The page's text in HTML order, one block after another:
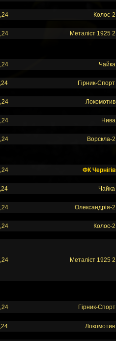
Колос-2
Металіст 1925 2
Чайка
Гірник-Спорт
Локомотив
Нива
Ворскла-2
ФК Чернігів
Чайка
Олександрія-2
Колос-2
Металіст 1925 2
Гірник-Спорт
Локомотив